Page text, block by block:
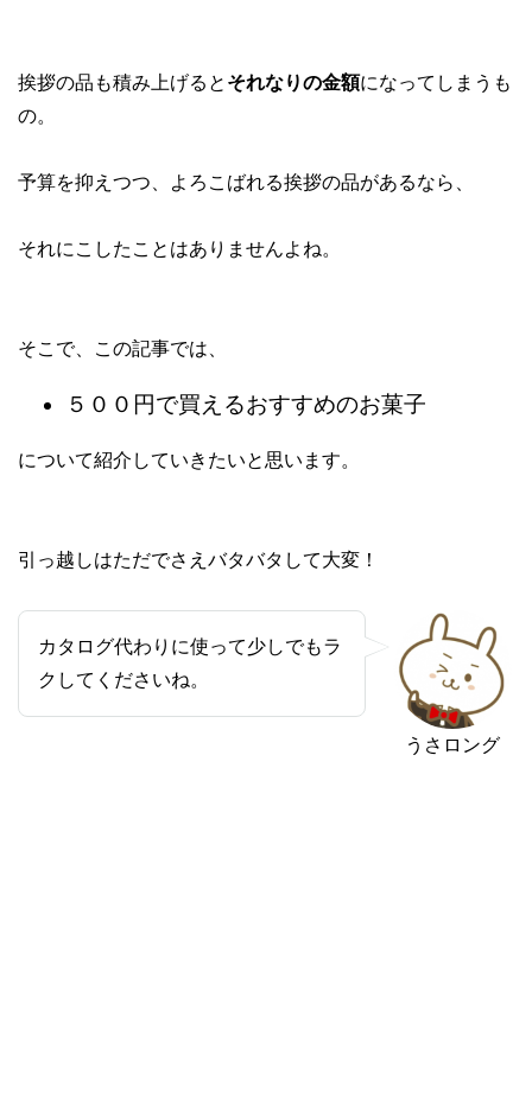
挨拶の品も積み上げると それなりの金額になってしまうも
の。
予算を抑えつつ、よろこばれる挨拶の品があるなら、
それにこしたことはありませんよね。
そこで、この記事では、
５００円で買えるおすすめのお菓子
について紹介していきたいと思います。
引っ越しはただでさえバタバタして大変！
うさロング
カタログ代わりに使って少しでもラ
クしてくださいね。